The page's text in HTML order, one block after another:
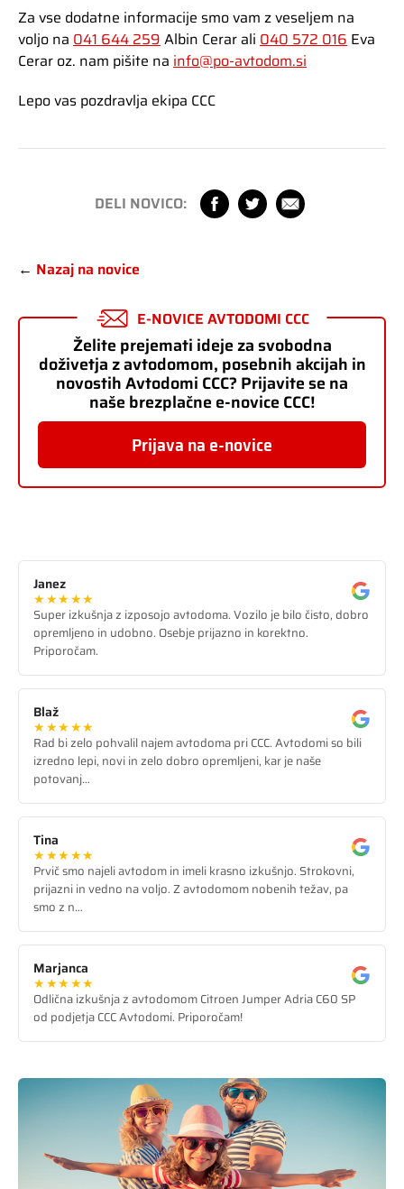
Za vse dodatne informacije smo vam z veseljem na
voljo na 041 644 259 Albin Cerar ali 040 572 016 Eva
Cerar oz. nam pišite na info@po-avtodom.si
Lepo vas pozdravlja ekipa CCC
DELI NOVICO:
← Nazaj na novice
E-NOVICE AVTODOMI CCC
Želite prejemati ideje za svobodna
doživetja z avtodomom, posebnih akcijah in
novostih Avtodomi CCC? Prijavite se na
naše brezplačne e-novice CCC!
Prijava na e-novice
Janez
★★★★★
Super izkušnja z izposojo avtodoma. Vozilo je bilo čisto, dobro
opremljeno in udobno. Osebje prijazno in korektno.
Priporočam.
Blaž
★★★★★
Rad bi zelo pohvalil najem avtodoma pri CCC. Avtodomi so bili
izredno lepi, novi in zelo dobro opremljeni, kar je naše
potovanj…
Tina
★★★★★
Prvič smo najeli avtodom in imeli krasno izkušnjo. Strokovni,
prijazni in vedno na voljo. Z avtodomom nobenih težav, pa
smo z n…
Marjanca
★★★★★
Odlična izkušnja z avtodomom Citroen Jumper Adria C60 SP
od podjetja CCC Avtodomi. Priporočam!